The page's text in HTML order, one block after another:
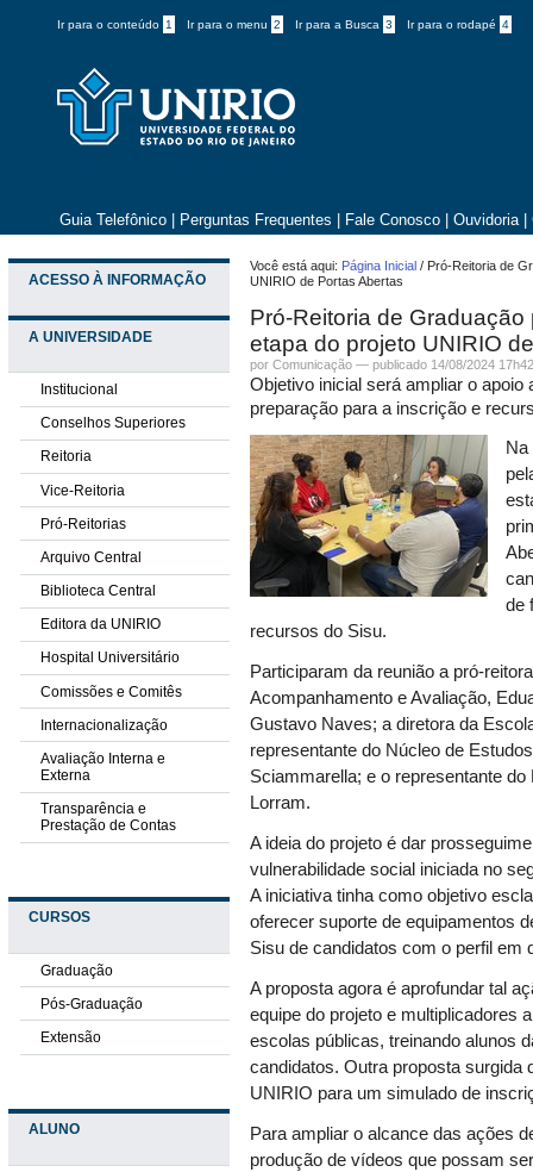
Ir para o conteúdo 1 Ir para o menu 2 Ir para a Busca 3 Ir para o rodapé 4
Guia Telefônico Perguntas Frequentes Fale Conosco Ouvidoria
ACESSO À INFORMAÇÃO
A UNIVERSIDADE
Institucional
Conselhos Superiores
Reitoria
Vice-Reitoria
Pró-Reitorias
Arquivo Central
Biblioteca Central
Editora da UNIRIO
Hospital Universitário
Comissões e Comitês
Internacionalização
Avaliação Interna e
Externa
Transparência e
Prestação de Contas
CURSOS
Graduação
Pós-Graduação
Extensão
ALUNO
Você está aqui: Página Inicial / Pró-Reitoria de
UNIRIO de Portas Abertas
Pró-Reitoria de
etapa do projeto UNIRIO
porComunicação —publicado 14/08/2024
Objetivo inicial será ampliar o
preparação para a inscrição e
de
recursos do Sisu.
Participaram da reunião a pró-
Acompanhamento e Avaliação,
Gustavo Naves;a diretora da
representante do Núcleo de
Sciammarella; eo representante
Lorram.
A ideia do projeto é dar
vulnerabilidade social iniciada no
A iniciativa tinha como objetivo
oferecer suporte de equipamentos
Sisu de candidatos com o perfil em
A proposta agora é aprofundar tal
equipe do projeto e multiplicadores
escolas públicas, treinando alunos
candidatos. Outra proposta surgida
UNIRIO para um simulado de
Para ampliar o alcance das ações
produção de vídeos que possam